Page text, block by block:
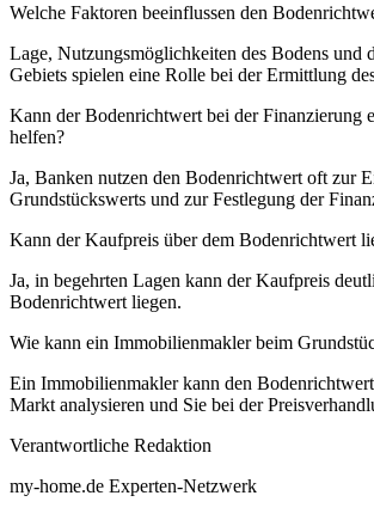
Welche Faktoren beeinflussen den
Lage, Nutzungsmöglichkeiten des Bodens und
Gebiets spielen eine Rolle bei der Ermittlung
Kann der Bodenrichtwert bei der Finanzierung
helfen?
Ja, Banken nutzen den Bodenrichtwert oft zur
Grundstückswerts und zur Festlegung der
Kann der Kaufpreis über dem Bodenrichtwert
Ja, in begehrten Lagen kann der Kaufpreis
Bodenrichtwert liegen.
Wie kann ein Immobilienmakler beim
Ein Immobilienmakler kann den
Markt analysieren und Sie bei der
Verantwortliche Redaktion
my-home.de Experten-Netzwerk